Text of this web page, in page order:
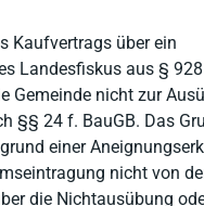
Kaufvertrags über ein
Landesfiskus aus §
Gemeinde nicht zur
§§ 24 f. BauGB. Das
einer
nicht von
die Nichtausübung